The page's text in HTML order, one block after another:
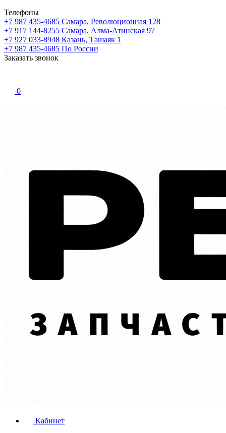
Телефоны
+7 987 435-4685 Самара, Революционная 128
+7 917 144-8255 Самара, Алма-Атинская 97
+7 927 033-8948 Казань, Ташаяк 1
+7 987 435-4685 По России
Заказать звонок
0
Кабинет